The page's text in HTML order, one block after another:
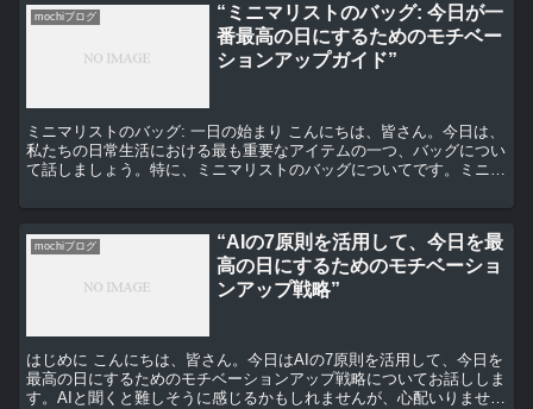
mochiブログ
“ミニマリストのバッグ: 今日が一
番最高の日にするためのモチベー
ションアップガイド”
ミニマリストのバッグ: 一日の始まり こんにちは、皆さん。今日は、
私たちの日常生活における最も重要なアイテムの一つ、バッグについ
て話しましょう。特に、ミニマリストのバッグについてです。ミニマ
mochiブログ
“AIの7原則を活用して、今日を最
高の日にするためのモチベーショ
ンアップ戦略”
はじめに こんにちは、皆さん。今日はAIの7原則を活用して、今日を
最高の日にするためのモチベーションアップ戦略についてお話ししま
す。AIと聞くと難しそうに感じるかもしれませんが、心配いりませ